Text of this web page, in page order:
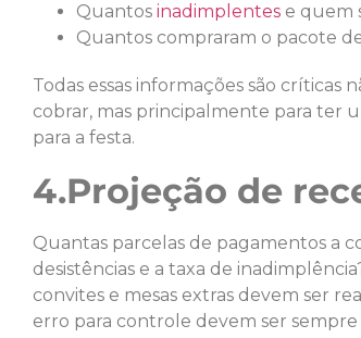
Quantos inadimplentes e quem
Quantos compraram o pacote
Todas essas informações são críticas
cobrar, mas principalmente para ter
para a festa.
4.Projeção de
Quantas parcelas de pagamentos a
desistências e a taxa de
convites e mesas extras devem ser
erro para controle devem ser